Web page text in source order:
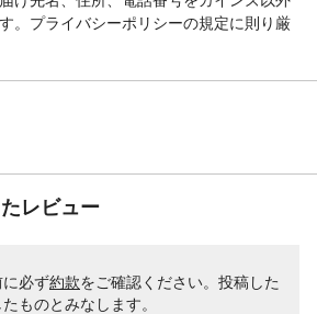
。プライバシーポリシーの規定に則り厳
レビュー
に必ず約款をご確認ください。投稿した
ものとみなします。